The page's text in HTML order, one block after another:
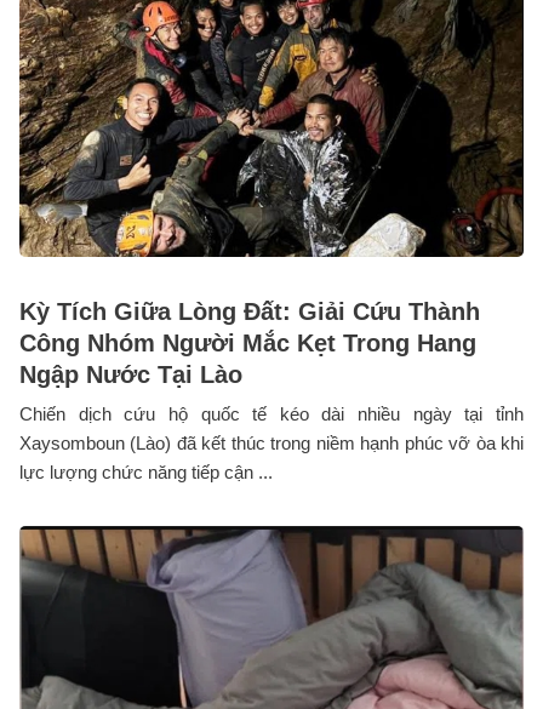
Kỳ Tích Giữa Lòng Đất: Giải Cứu Thành
Công Nhóm Người Mắc Kẹt Trong Hang
Ngập Nước Tại Lào
Chiến dịch cứu hộ quốc tế kéo dài nhiều ngày tại tỉnh
Xaysomboun (Lào) đã kết thúc trong niềm hạnh phúc vỡ òa khi
lực lượng chức năng tiếp cận ...